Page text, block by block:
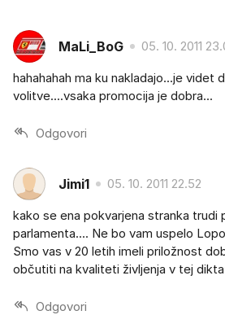
MaLi_BoG 05. 10. 2011
hahahahah ma ku nakladajo...je videt
volitve....vsaka promocija je dobra...
Odgovori
Jimi1 05. 10. 2011 22.52
kako se ena pokvarjena stranka trudi
parlamenta.... Ne bo vam uspelo
Smo vas v 20 letih imeli priložnost
občutiti na kvaliteti življenja v tej
Odgovori